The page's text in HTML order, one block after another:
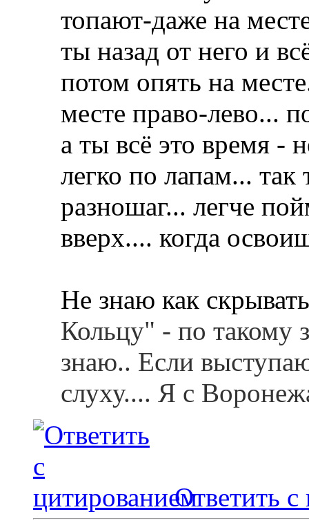
топают-даже на
ты назад от него и
потом опять на
месте право-лево...
а ты всё это время -
легко по лапам...
разношаг... легче
вверх.... когда
Не знаю как
Кольцу" - по такому
знаю.. Если
слуху.... Я с
Ответить с